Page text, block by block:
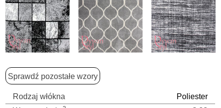
Sprawdź pozostałe wzory
Rodzaj włókna
Poliester